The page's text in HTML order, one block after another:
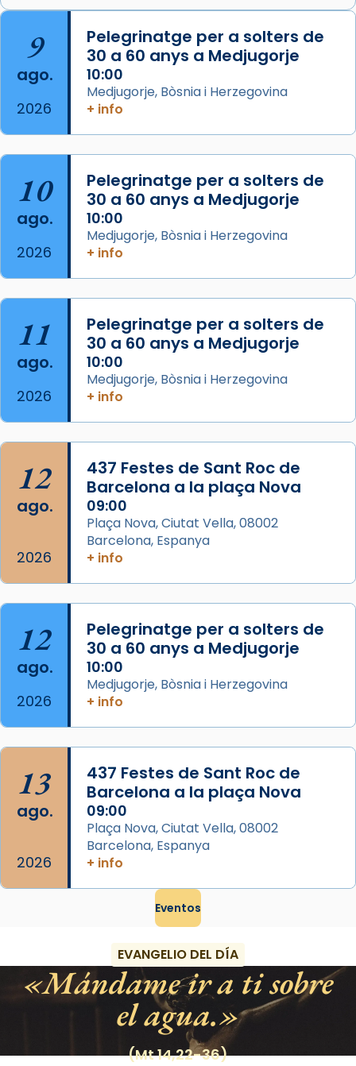
de Barcelona.
2 weeks ago
Aquest dilluns, 27 de juliol, ha tingut lloc la
missa d’acció de gràcies en agraïment al
comitè organitzador de la visita apostòlica
del Sant Pare Lleó XIV a Barcelona, i als
col·laboradors, a la Catedral de Barcelona.
L’arquebisbe de Barcelona, el cardenal Joan
Josep Omella, ha presidit la missa i l’ha
concelebrat el bisbe auxiliar de Barcelona,
Mons. David Abadías.
📸 Dr. G. Simón
Foto
View on Facebook · Share
Arquebisbat de Barcelona
2 weeks ago
Acompanyant la història de sant Cugat, a
partir de l’Edat Mitjana sorgeix la tradició
que les santes Juliana (“relatiu a Júlia”) i
Semproniana (“relatiu a Semprònia =
eterna”) són deixebles seves. I l’any 1667, el
frare Joan Gaspar Roig, afirma en una obra
que les santes són filles de l’antiga Iluro.
Mataró en reivindicarà les relíq
Foto
View on Facebook ·
9
ago.
2026
Pelegrinatge per a solters de
30 a 60 anys a Medjugorje
10:00
Medjugorje, Bòsnia i Herzegovina
+ info
10
ago.
2026
Pelegrinatge per a solters de
30 a 60 anys a Medjugorje
10:00
Medjugorje, Bòsnia i Herzegovina
+ info
11
ago.
2026
Pelegrinatge per a solters de
30 a 60 anys a Medjugorje
10:00
Medjugorje, Bòsnia i Herzegovina
+ info
12
ago.
2026
437 Festes de Sant Roc de
Barcelona a la plaça Nova
09:00
Plaça Nova, Ciutat Vella, 08002
Barcelona, Espanya
+ info
12
ago.
2026
Pelegrinatge per a solters de
30 a 60 anys a Medjugorje
10:00
Medjugorje, Bòsnia i Herzegovina
+ info
13
ago.
2026
437 Festes de Sant Roc de
Barcelona a la plaça Nova
09:00
Plaça Nova, Ciutat Vella, 08002
Barcelona, Espanya
+ info
Eventos
EVANGELIO DEL DÍA
Mándame ir a ti sobre
el agua.
(Mt 14,22-36)